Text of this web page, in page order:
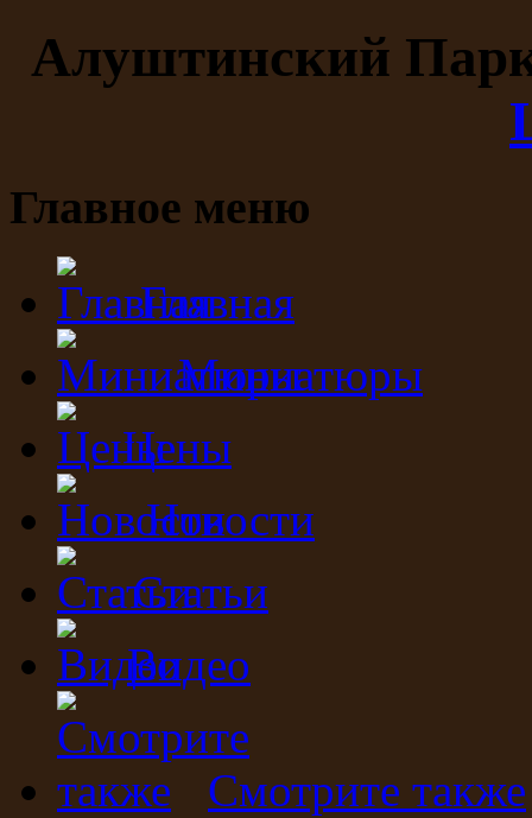
Алуштинский
Главное меню
Главная
Миниатюры
Цены
Новости
Статьи
Видео
Смотрите также